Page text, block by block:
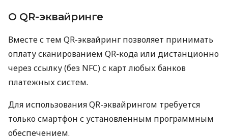
О QR-эквайринге
Вместе с тем QR-эквайринг позволяет принимать
оплату сканированием QR-кода или дистанционно
через ссылку (без NFC) с карт любых банков
платежных систем.
Для использования QR-эквайрингом требуется
только смартфон с установленным программным
обеспечением.